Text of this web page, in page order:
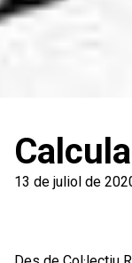
13 de juliol de